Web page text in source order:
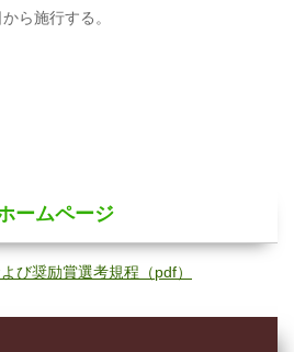
ら施行する。
ームページ
び奨励賞選考規程（pdf）